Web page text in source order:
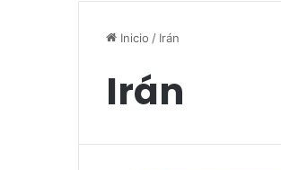
Inicio / Irán
Irán